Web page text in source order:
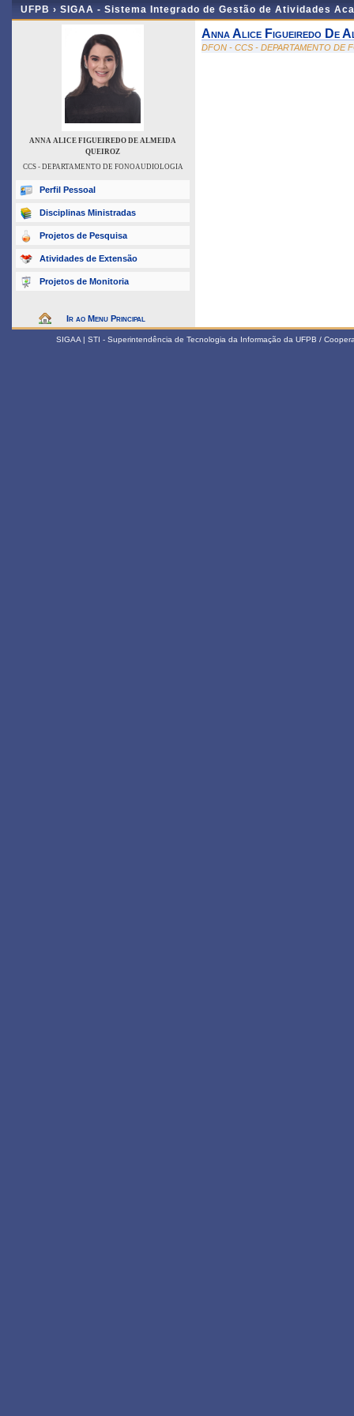
UFPB › SIGAA - Sistema Integrado de Gestão de Atividades
ANNA ALICE FIGUEIREDO DE ALMEIDA
QUEIROZ
CCS - DEPARTAMENTO DE FONOAUDIOLOGIA
Perfil Pessoal
Disciplinas Ministradas
Projetos de Pesquisa
Atividades de Extensão
Projetos de Monitoria
Ir ao Menu Principal
Anna Alice Figueiredo De
DFON - CCS - DEPARTAMENTO DE
SIGAA | STI - Superintendência de Tecnologia da Informação da UFPB /